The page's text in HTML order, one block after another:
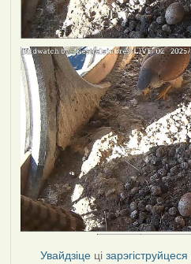
Увайдзіце цізарэгіструйцеся